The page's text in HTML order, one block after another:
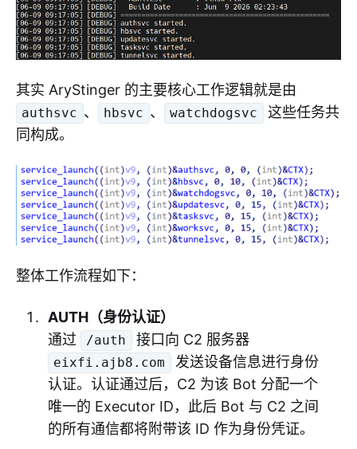
其实 AryStinger 的主要核心工作逻辑就是由
authsvc 、 hbsvc 、 watchdogsvc
这些任务共
同构成。
整体工作流程如下：
AUTH（身份认证）
通过
/auth 接口向 C2 服务器
eixfi.ajb8.com
发送设备信息进行身份
认证。认证通过后，C2 为该 Bot 分配一个
唯一的 Executor ID，此后 Bot 与 C2 之间
的所有通信都将附带该 ID 作为身份凭证。